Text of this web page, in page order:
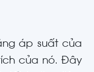
áp suất của
của nó. Đây